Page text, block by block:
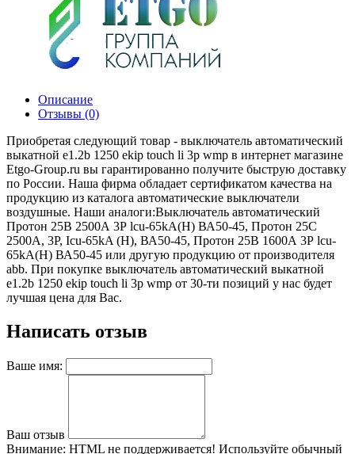
Описание
Отзывы (0)
Приобретая следующий товар - выключатель автоматический
выкатной e1.2b 1250 ekip touch li 3p wmp в интернет магазине
Etgo-Group.ru вы гарантированно получите быструю доставку
по России. Наша фирма обладает сертификатом качества на
продукцию из каталога автоматические выключатели
воздушные. Наши аналоги:Выключатель автоматический
Протон 25В 2500А 3Р lcu-65kA(H) ВА50-45, Протон 25С
2500A, 3P, Icu-65kA (Н), ВА50-45, Протон 25В 1600А 3Р lcu-
65kA(H) ВА50-45 или другую продукцию от производителя
abb. При покупке выключатель автоматический выкатной
e1.2b 1250 ekip touch li 3p wmp от 30-ти позиций у нас будет
лучшая цена для Вас.
Написать отзыв
Ваше имя:
Ваш отзыв
Внимание: HTML не поддерживается! Используйте обычный